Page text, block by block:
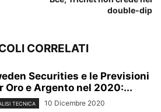
double-dip
CORRELATI
Securities e le Previsioni
Oro e Argento nel 2020:...
TECNICA 10 Dicembre 2020